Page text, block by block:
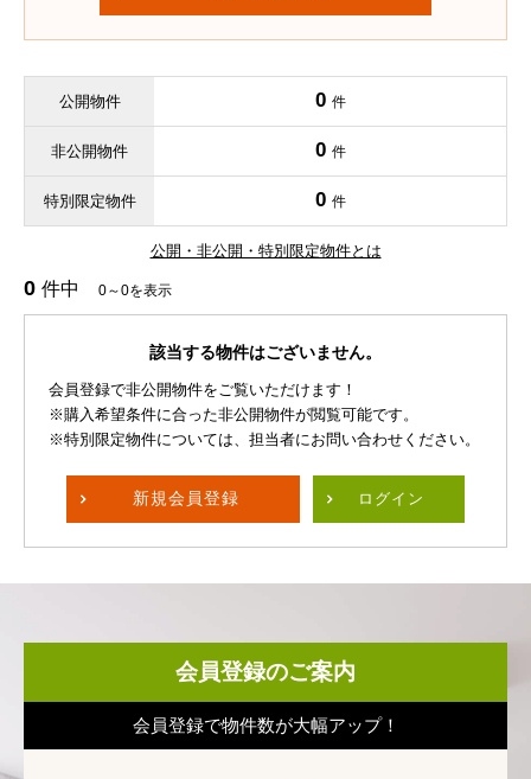
公開物件 0 件
非公開物件 0 件
特別限定物件 0 件
公開・非公開・特別限定物件とは
0 件中 0～0を表示
該当する物件はございません。
会員登録で非公開物件をご覧いただけます！
※購入希望条件に合った非公開物件が閲覧可能です。
※特別限定物件については、担当者にお問い合わせください。
新規会員登録 ログイン
会員登録のご案内
会員登録で物件数が大幅アップ！